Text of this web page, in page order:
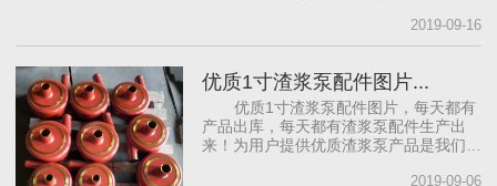
2019-09-16
优质1寸渣浆泵配件图片...
优质1寸渣浆泵配件图片，每天都有
产品出库，每天都有渣浆泵配件生产出
来！为用户提供优质渣浆泵产品是我们的
2019-09-06